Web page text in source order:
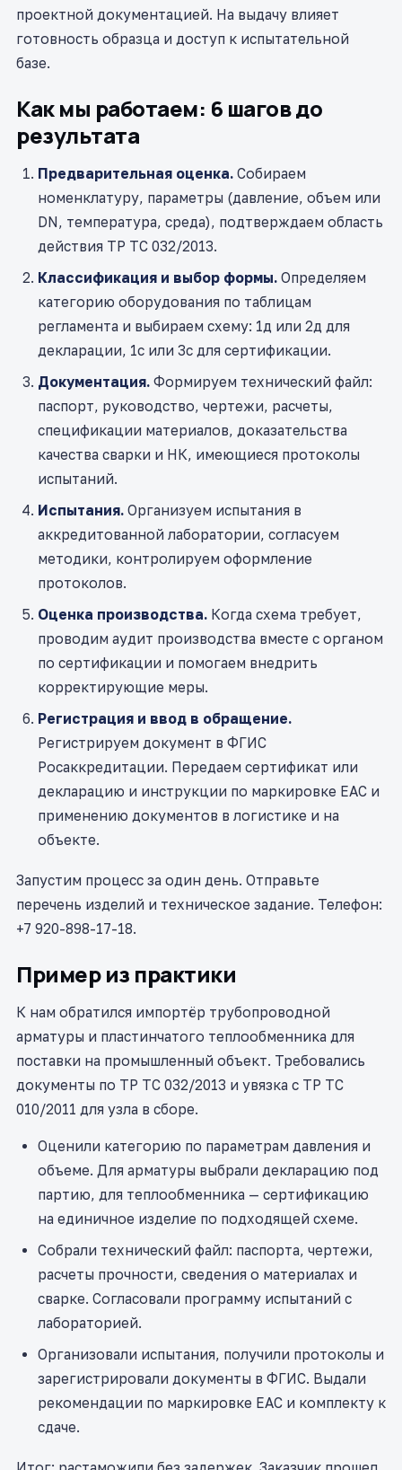
проектной документацией. На выдачу влияет
готовность образца и доступ к испытательной
базе.
Как мы работаем: 6 шагов до
результата
Предварительная оценка. Собираем
номенклатуру, параметры (давление, объем или
DN, температура, среда), подтверждаем область
действия ТР ТС 032/2013.
Классификация и выбор формы. Определяем
категорию оборудования по таблицам
регламента и выбираем схему: 1д или 2д для
декларации, 1с или 3с для сертификации.
Документация. Формируем технический файл:
паспорт, руководство, чертежи, расчеты,
спецификации материалов, доказательства
качества сварки и НК, имеющиеся протоколы
испытаний.
Испытания. Организуем испытания в
аккредитованной лаборатории, согласуем
методики, контролируем оформление
протоколов.
Оценка производства. Когда схема требует,
проводим аудит производства вместе с органом
по сертификации и помогаем внедрить
корректирующие меры.
Регистрация и ввод в обращение.
Регистрируем документ в ФГИС
Росаккредитации. Передаем сертификат или
декларацию и инструкции по маркировке ЕАС и
применению документов в логистике и на
объекте.
Запустим процесс за один день. Отправьте
перечень изделий и техническое задание. Телефон:
+7 920-898-17-18.
Пример из практики
К нам обратился импортёр трубопроводной
арматуры и пластинчатого теплообменника для
поставки на промышленный объект. Требовались
документы по ТР ТС 032/2013 и увязка с ТР ТС
010/2011 для узла в сборе.
Оценили категорию по параметрам давления и
объеме. Для арматуры выбрали декларацию под
партию, для теплообменника — сертификацию
на единичное изделие по подходящей схеме.
Собрали технический файл: паспорта, чертежи,
расчеты прочности, сведения о материалах и
сварке. Согласовали программу испытаний с
лабораторией.
Организовали испытания, получили протоколы и
зарегистрировали документы в ФГИС. Выдали
рекомендации по маркировке ЕАС и комплекту к
сдаче.